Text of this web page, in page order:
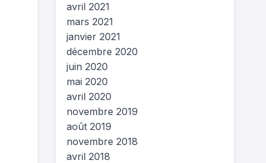
avril 2021
mars 2021
janvier 2021
décembre 2020
juin 2020
mai 2020
avril 2020
novembre 2019
août 2019
novembre 2018
avril 2018